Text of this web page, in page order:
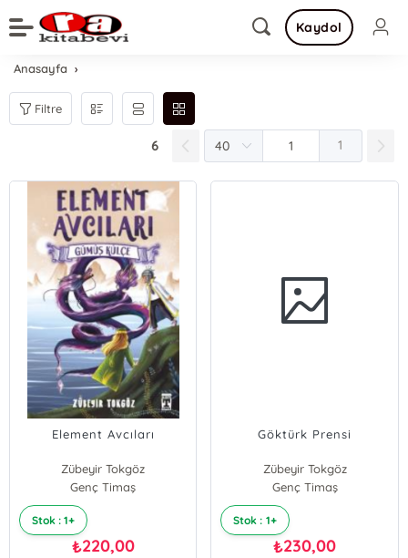
Kaydol
Anasayfa
Filtre
6 1
Element Avcıları
Zübeyir Tokgöz
Genç Timaş
Stok : 1+
₺220,00
Göktürk Prensi
Zübeyir Tokgöz
Genç Timaş
Stok : 1+
₺230,00